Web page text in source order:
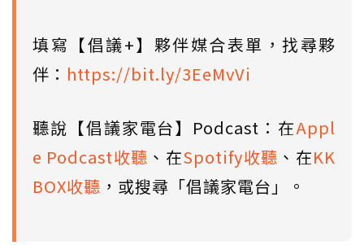
填寫【倡議+】夥伴媒合表單，找尋夥
伴： https://bit.ly/3EeMvVi
聽說【倡議家電台】Podcast：在Appl
e Podcast收聽 、在Spotify收聽 、在KK
BOX收聽 ，或搜尋「倡議家電台」。